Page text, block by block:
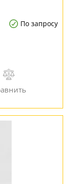
По запросу